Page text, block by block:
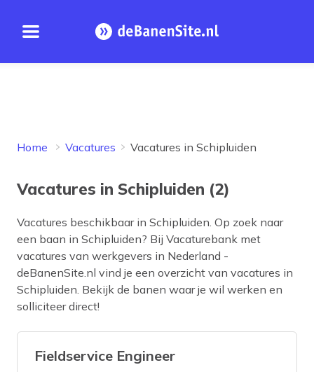
Open menu Homepage
Home Vacatures Vacatures in Schipluiden
Vacatures in Schipluiden (2)
Vacatures beschikbaar in Schipluiden. Op zoek naar
een baan in Schipluiden? Bij Vacaturebank met
vacatures van werkgevers in Nederland -
deBanenSite.nl vind je een overzicht van vacatures in
Schipluiden. Bekijk de banen waar je wil werken en
solliciteer direct!
Fieldservice Engineer